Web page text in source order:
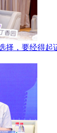
择，要经得起